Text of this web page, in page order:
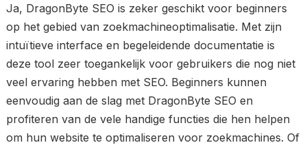
Ja, DragonByte SEO is zeker geschikt voor beginners
op het gebied van zoekmachineoptimalisatie. Met zijn
intuïtieve interface en begeleidende documentatie is
deze tool zeer toegankelijk voor gebruikers die nog niet
veel ervaring hebben met SEO. Beginners kunnen
eenvoudig aan de slag met DragonByte SEO en
profiteren van de vele handige functies die hen helpen
om hun website te optimaliseren voor zoekmachines. Of